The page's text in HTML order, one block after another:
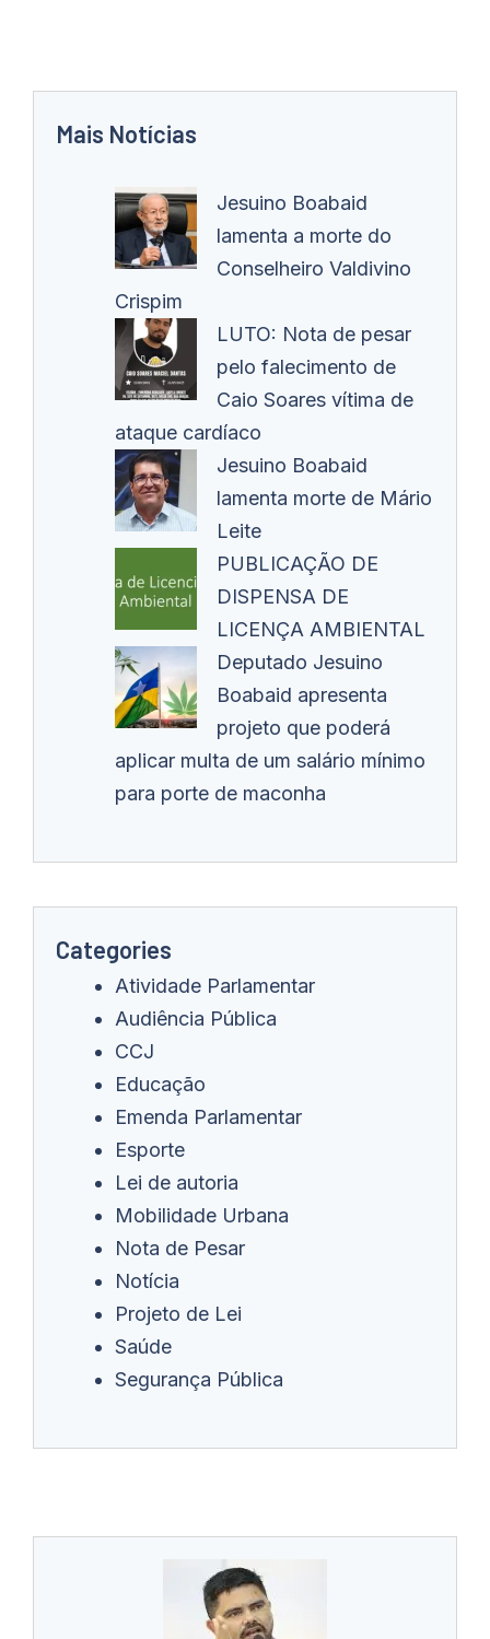
Mais Notícias
Jesuino Boabaid
lamenta a morte do
Conselheiro Valdivino
Crispim
LUTO: Nota de pesar
pelo falecimento de
Caio Soares vítima de
ataque cardíaco
Jesuino Boabaid
lamenta morte de Mário
Leite
PUBLICAÇÃO DE
DISPENSA DE
LICENÇA AMBIENTAL
Deputado Jesuino
Boabaid apresenta
projeto que poderá
aplicar multa de um salário mínimo
para porte de maconha
Categories
Atividade Parlamentar
Audiência Pública
CCJ
Educação
Emenda Parlamentar
Esporte
Lei de autoria
Mobilidade Urbana
Nota de Pesar
Notícia
Projeto de Lei
Saúde
Segurança Pública